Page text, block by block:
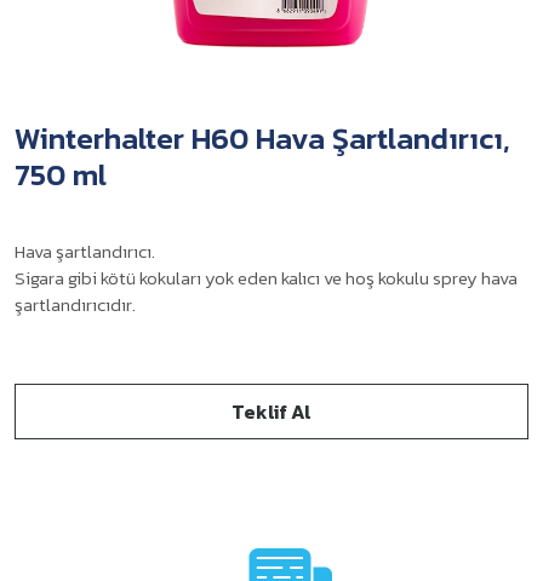
Winterhalter H60 Hava Şartlandırıcı,
750 ml
Hava şartlandırıcı.
Sigara gibi kötü kokuları yok eden kalıcı ve hoş kokulu sprey hava
şartlandırıcıdır.
Teklif Al